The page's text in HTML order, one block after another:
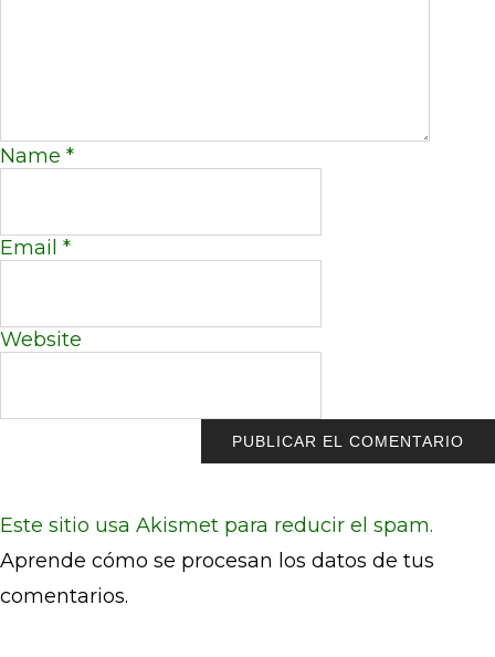
Name *
Email *
Website
Este sitio usa Akismet para reducir el spam.
Aprende cómo se procesan los datos de tus
comentarios.